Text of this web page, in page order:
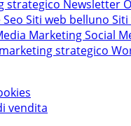
strategico Newsletter
Seo Siti web belluno
MarketingSocial
strategico
vendita